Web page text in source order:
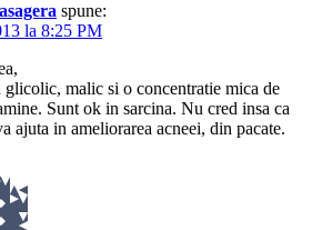
spune:
la 8:25 PM
glicolic, malic si o concentratie mica de
Sunt ok in sarcina. Nu cred insa ca
ajuta in ameliorarea acneei, din pacate.